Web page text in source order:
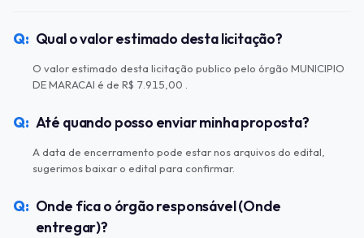
Qual o valor estimado desta licitação?
O valor estimado desta licitação publico pelo órgão MUNICIPIO
DE MARACAI é de R$ 7.915,00 .
Até quando posso enviar minha proposta?
A data de encerramento pode estar nos arquivos do edital,
sugerimos baixar o edital para confirmar.
Onde fica o órgão responsável (Onde
entregar)?